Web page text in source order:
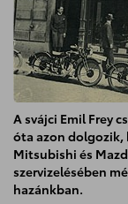
A svájci Emil Frey
óta azon dolgozik,
Mitsubishi és
szervizelésében
hazánkban.